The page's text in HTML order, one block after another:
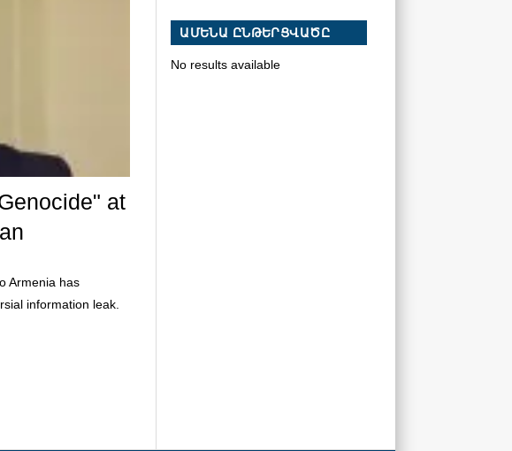
at
Armenia has
information leak.
ԱՄԵՆԱ ԸՆԹԵՐՑՎԱԾԸ
No results available